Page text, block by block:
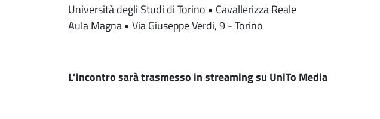
Università degli Studi di Torino • Cavallerizza Reale
Aula Magna • Via Giuseppe Verdi, 9 - Torino
L’incontro sarà trasmesso in streaming su UniTo Media